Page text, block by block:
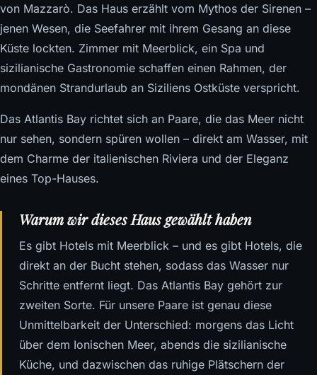
von Mazzarò. Das Haus erzählt vom Mythos der Sirenen –
jenen Wesen, die Seefahrer mit ihrem Gesang an diese
Küste lockten. Zimmer mit Meerblick, ein Spa und
sizilianische Gastronomie schaffen einen Rahmen, der
mondänen Strandurlaub an Siziliens Ostküste verspricht.
Das Atlantis Bay richtet sich an Paare, die das Meer nicht
nur sehen, sondern spüren wollen – direkt am Wasser, mit
dem Charme der italienischen Riviera und der Eleganz
eines Top-Hauses.
Warum wir dieses Haus gewählt haben
Es gibt Hotels mit Meerblick – und es gibt Hotels, die
direkt an der Bucht stehen, sodass das Wasser nur
Schritte entfernt liegt. Das Atlantis Bay gehört zur
zweiten Sorte. Für unsere Paare ist genau diese
Unmittelbarkeit der Unterschied: morgens das Licht
über dem Ionischen Meer, abends die sizilianische
Küche, und dazwischen das ruhige Plätschern der